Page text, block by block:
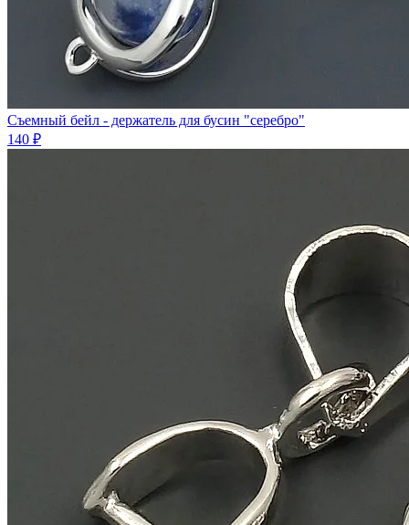
Съемный бейл - держатель для бусин "серебро"
140 ₽